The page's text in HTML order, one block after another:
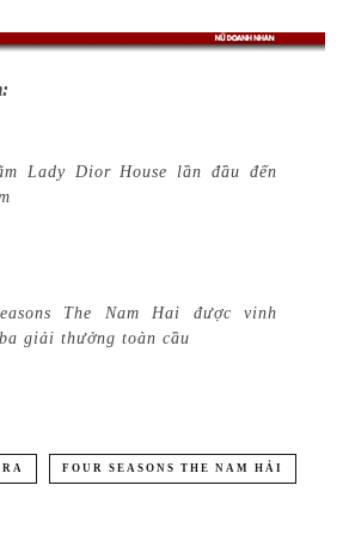
Lady Dior House lần đầu đến
The Nam Hai được vinh
giải thưởng toàn cầu
FOUR SEASONS THE NAM HẢI